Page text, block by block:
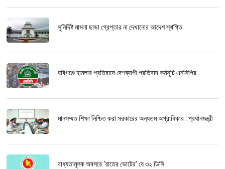
সুনির্দিষ্ট মামলা ছাড়া গ্রেপ্তার না দেখানোর আদেশ স্থগিত
হবিগঞ্জে হামলার প্রতিবাদে দেশব্যাপী প্রতিবাদ কর্মসূচি এনসিপির
মানসম্মত শিক্ষা নিশ্চিত করা সরকারের অন্যতম অগ্রাধিকার : প্রধানমন্ত্রী
বাধ্যতামূলক অবসরে ‘রাতের ভোটের’ যে ৩২ ডিসি